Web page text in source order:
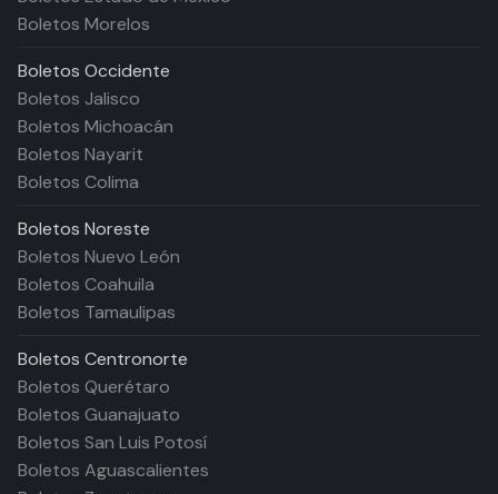
Boletos Morelos
Boletos Occidente
Boletos Jalisco
Boletos Michoacán
Boletos Nayarit
Boletos Colima
Boletos Noreste
Boletos Nuevo León
Boletos Coahuila
Boletos Tamaulipas
Boletos Centronorte
Boletos Querétaro
Boletos Guanajuato
Boletos San Luis Potosí
Boletos Aguascalientes